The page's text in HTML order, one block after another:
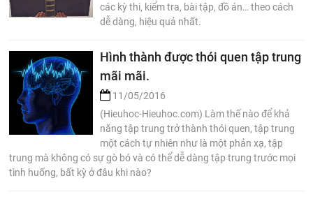
các kỳ thi, kiểm tra, bài tập, đồ án… theo cách
dễ dàng, hiệu quả nhất.
Hình thành được thói quen tập trung
mãi mãi.
11/05/2016
(Hieuhoc-Hieuhoc.com) Làm thế nào để khả
năng tập trung trở thành thói quen, tập trung
một cách tự nhiên như là một phản xạ, tập
trung mà không có sự gò bó và có thể dễ dàng tập trung trước mọi
tình huống, bất kỳ ở đâu khi nào?